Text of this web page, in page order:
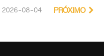
2026-08-04 PRÓXIMO